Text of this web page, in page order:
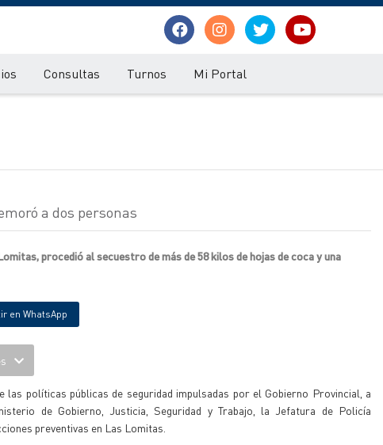
Consultas Turnos Mi Portal
a dos personas
procedió al secuestro de más de 58 kilos de hojas de coca y una
en WhatsApp
las políticas públicas de seguridad impulsadas por el Gobierno Provincial, a
de Gobierno, Justicia, Seguridad y Trabajo, la Jefatura de Policía
preventivas en Las Lomitas.